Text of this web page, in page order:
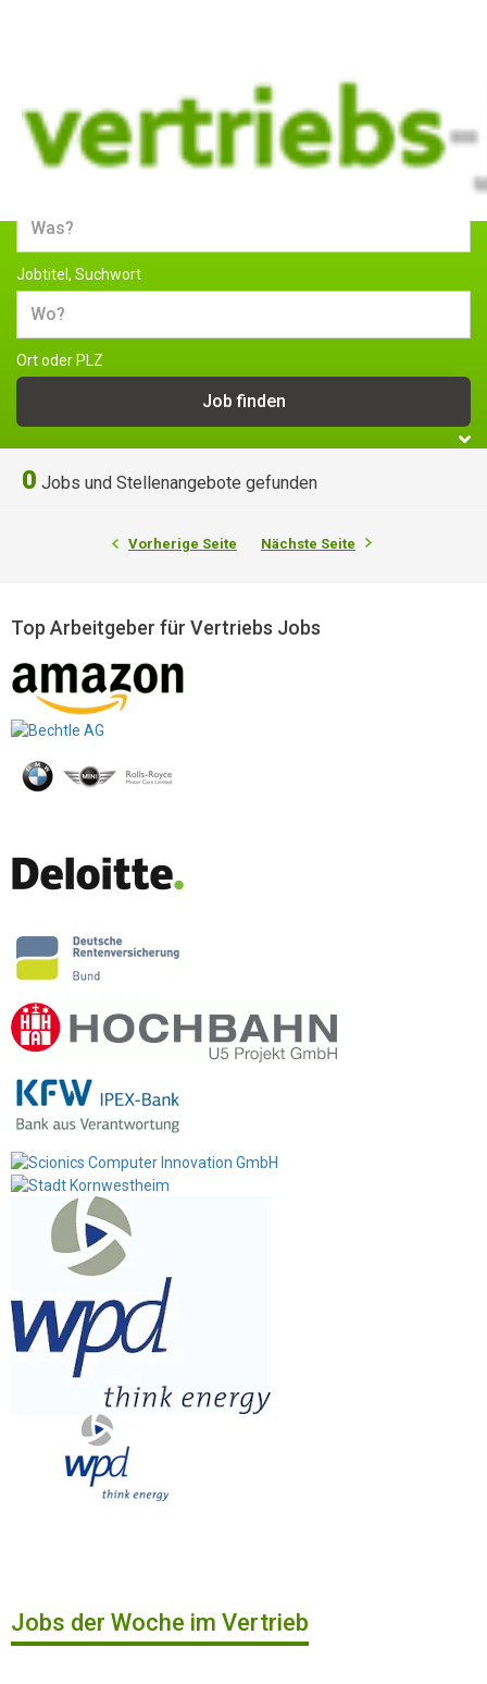
Jobs und Stellenangebote im
Vertrieb
Jobtitel, Suchwort
Ort oder PLZ
0 Jobs und Stellenangebote gefunden
Vorherige Seite Nächste Seite
Top Arbeitgeber für Vertriebs Jobs
Jobs der Woche im Vertrieb